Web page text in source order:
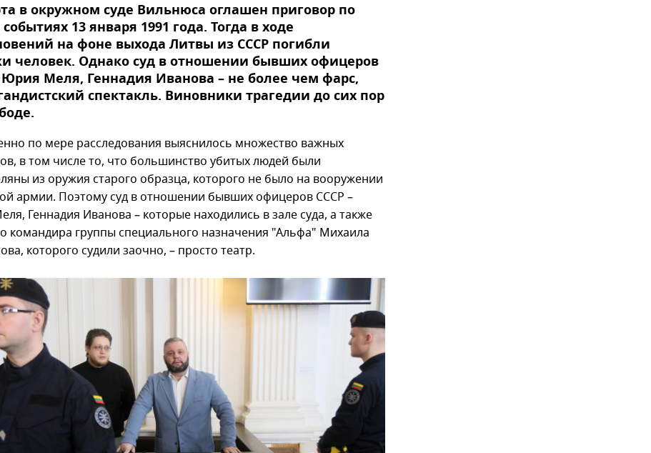
в окружном суде Вильнюса оглашен приговор по
13 января 1991 года. Тогда в ходе
на фоне выхода Литвы из СССР погибли
человек. Однако суд в отношении бывших офицеров
Юрия Меля, Геннадия Иванова – не более чем фарс,
спектакль. Виновники трагедии до сих пор
по мере расследования выяснилось множество важных
в том числе то, что большинство убитых людей были
из оружия старого образца, которого не было на вооружении
армии. Поэтому суд в отношении бывших офицеров СССР –
Геннадия Иванова – которые находились в зале суда, а также
командира группы специального назначения "Альфа" Михаила
которого судили заочно, – просто театр.